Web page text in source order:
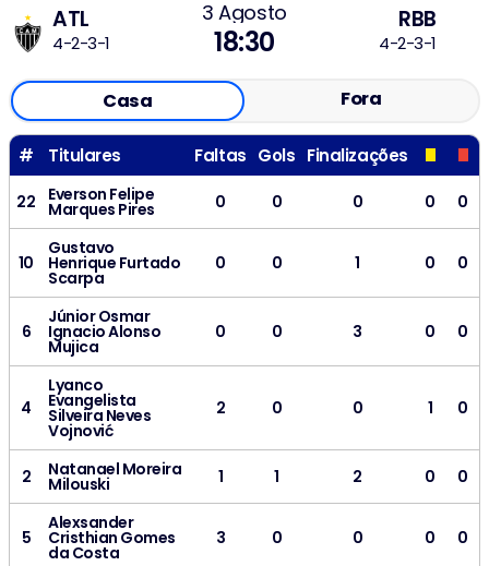
ATL
4-2-3-1
3 Agosto
18:30
RBB
4-2-3-1
Casa Fora
# Titulares Faltas Gols Finalizações
22 Everson Felipe
Marques Pires 0 0 0 0 0
10
Gustavo
Henrique Furtado
Scarpa
0 0 1 0 0
6
Júnior Osmar
Ignacio Alonso
Mujica
0 0 3 0 0
4
Lyanco
Evangelista
Silveira Neves
Vojnović
2 0 0 1 0
2 Natanael Moreira
Milouski 1 1 2 0 0
5
Alexsander
Cristhian Gomes
da Costa
3 0 0 0 0